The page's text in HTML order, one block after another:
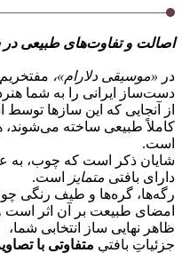
اصالت و تفاوت‌های طبیعی
در «موسیقی دلارام»،
دست‌ساز ایرانی را به شما
از آنجایی که این سازها توسط
کاملاً طبیعی ساخته
است.
شایان ذکر است که چوب، به
دارای بافتی متمایز
است.
رگه‌ها، گره‌ها و طیف رنگی
امضای طبیعت بر آن اثر است و
ظاهر نهایی ساز انتخابی شما،
جزئیاتِ بافتیِ متفاوتی با